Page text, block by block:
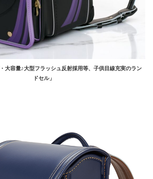
大容量♪大型フラッシュ反射採用等、子供目線充実のラン
ドセル」